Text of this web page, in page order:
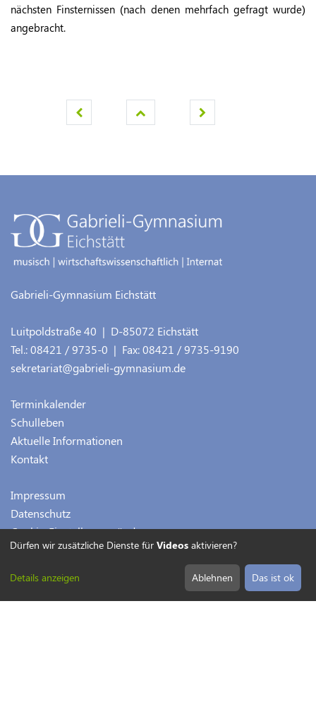
nächsten Finsternissen (nach denen mehrfach gefragt wurde)
angebracht.
Gabrieli-Gymnasium Eichstätt
Luitpoldstraße 40 | D-85072 Eichstätt
Tel.:08421 / 9735-0 | Fax:08421 / 9735-9190
sekretariat@gabrieli-gymnasium.de
Terminkalender
Schulleben
Aktuelle Informationen
Kontakt
Impressum
Datenschutz
Cookie-Einstellungen ändern
Dürfen wir zusätzliche Dienste für Videos aktivieren?
Details anzeigen Ablehnen Das ist ok